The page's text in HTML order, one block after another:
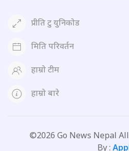
प्रीति टु युनिकोड
मिति परिवर्तन
हाम्रो टीम
हाम्रो बारे
©2026 Go News Nepal
By :